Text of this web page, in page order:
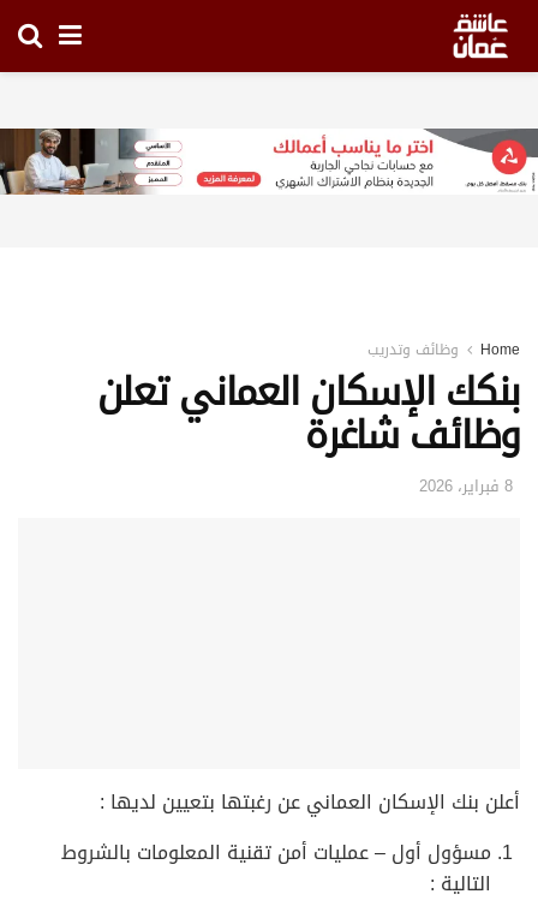
Home وظائف وتدريب
بنكك الإسكان العماني تعلن
وظائف شاغرة
8 فبراير، 2026
أعلن بنك الإسكان العماني عن رغبتها بتعيين لديها :
مسؤول أول – عمليات أمن تقنية المعلومات بالشروط
التالية :